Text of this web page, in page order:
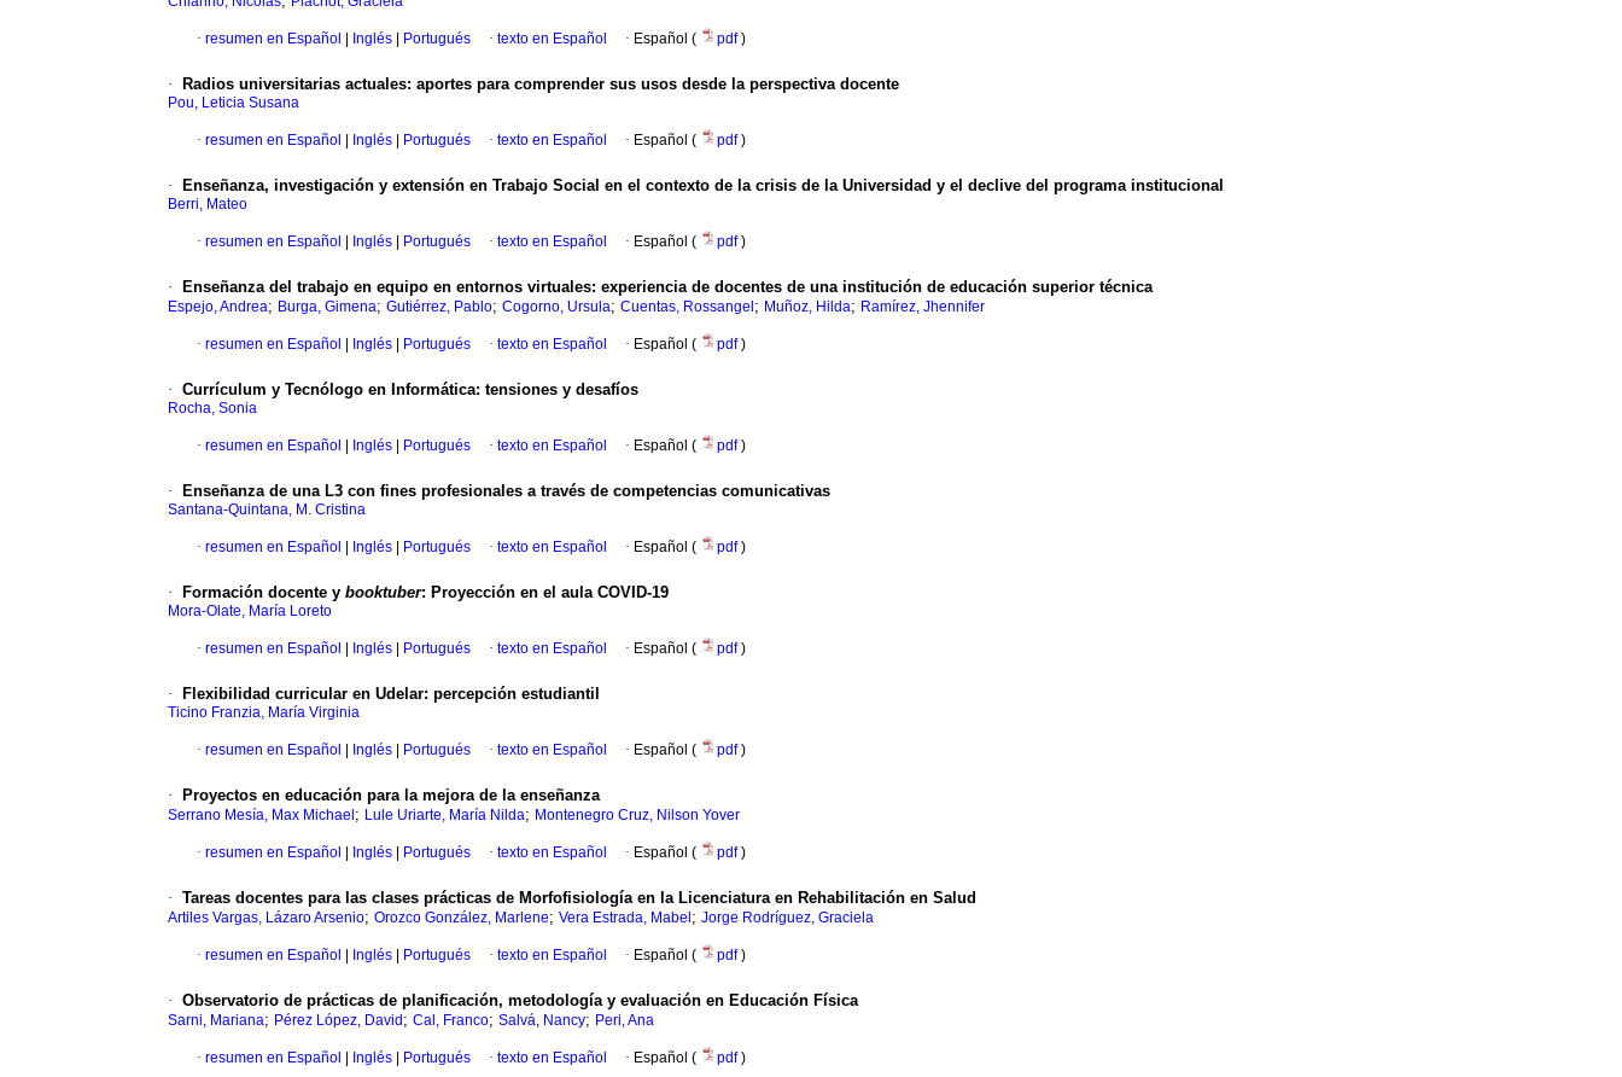
· resumen en Español Inglés Portugués · texto en Español · Español ( pdf)
· Radios universitarias actuales: aportes para comprender sus usos desde la perspectiva docente
Pou, Leticia Susana
· resumen en Español Inglés Portugués · texto en Español · Español ( pdf)
· Enseñanza, investigación y extensión en Trabajo Social en el contexto de la crisis de la Universidad y el declive del programa institucional
Berri, Mateo
· resumen en Español Inglés Portugués · texto en Español · Español ( pdf)
· Enseñanza del trabajo en equipo en entornos virtuales: experiencia de docentes de una institución de educación superior técnica
Espejo, Andrea; Burga, Gimena; Gutiérrez, Pablo; Cogorno, Ursula; Cuentas, Rossangel ; Muñoz, Hilda; Ramírez, Jhennifer
· resumen en Español Inglés Portugués · texto en Español · Español ( pdf)
· Currículum y Tecnólogo en Informática: tensiones y desafíos
Rocha, Sonia
· resumen en Español Inglés Portugués · texto en Español · Español ( pdf)
· Enseñanza de una L3 con fines profesionales a través de competencias comunicativas
Santana-Quintana, M. Cristina
· resumen en Español Inglés Portugués · texto en Español · Español ( pdf)
· Formación docente y booktuber: Proyección en el aula COVID-19
Mora-Olate, María Loreto
· resumen en Español Inglés Portugués · texto en Español · Español ( pdf)
· Flexibilidad curricular en Udelar: percepción estudiantil
Ticino Franzia, María Virginia
· resumen en Español Inglés Portugués · texto en Español · Español ( pdf)
· Proyectos en educación para la mejora de la enseñanza
Serrano Mesía, Max Michael ; Lule Uriarte, María Nilda; Montenegro Cruz, Nilson Yover
· resumen en Español Inglés Portugués · texto en Español · Español ( pdf)
· Tareas docentes para las clases prácticas de Morfofisiología en la Licenciatura en Rehabilitación en Salud
Artiles Vargas, Lázaro Arsenio; Orozco González, Marlene; Vera Estrada, Mabel ; Jorge Rodríguez, Graciela
· resumen en Español Inglés Portugués · texto en Español · Español ( pdf)
· Observatorio de prácticas de planificación, metodología y evaluación en Educación Física
Sarni, Mariana; Pérez López, David ; Cal, Franco; Salvá, Nancy; Peri, Ana
· resumen en Español Inglés Portugués · texto en Español · Español ( pdf)